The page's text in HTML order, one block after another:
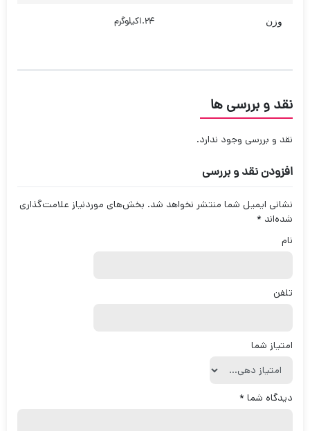
وزن 1.24کیلوگرم
نقد و بررسی ها
نقد و بررسی وجود ندارد.
افزودن نقد و بررسی
نشانی ایمیل شما منتشر نخواهد شد. بخش‌های موردنیاز علامت‌گذاری
شده‌اند *
نام
تلفن
امتیاز شما
دیدگاه شما *